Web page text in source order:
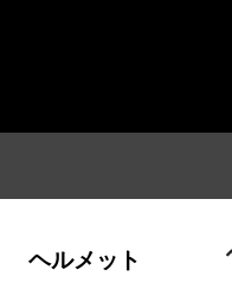
ヘルメット